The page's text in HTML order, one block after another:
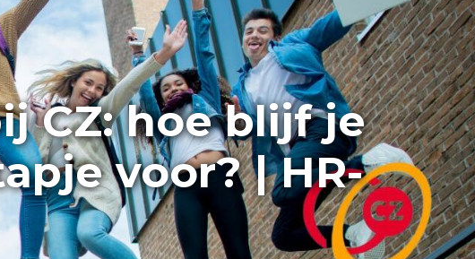
CZ: hoe blijf je
voor? | HR-